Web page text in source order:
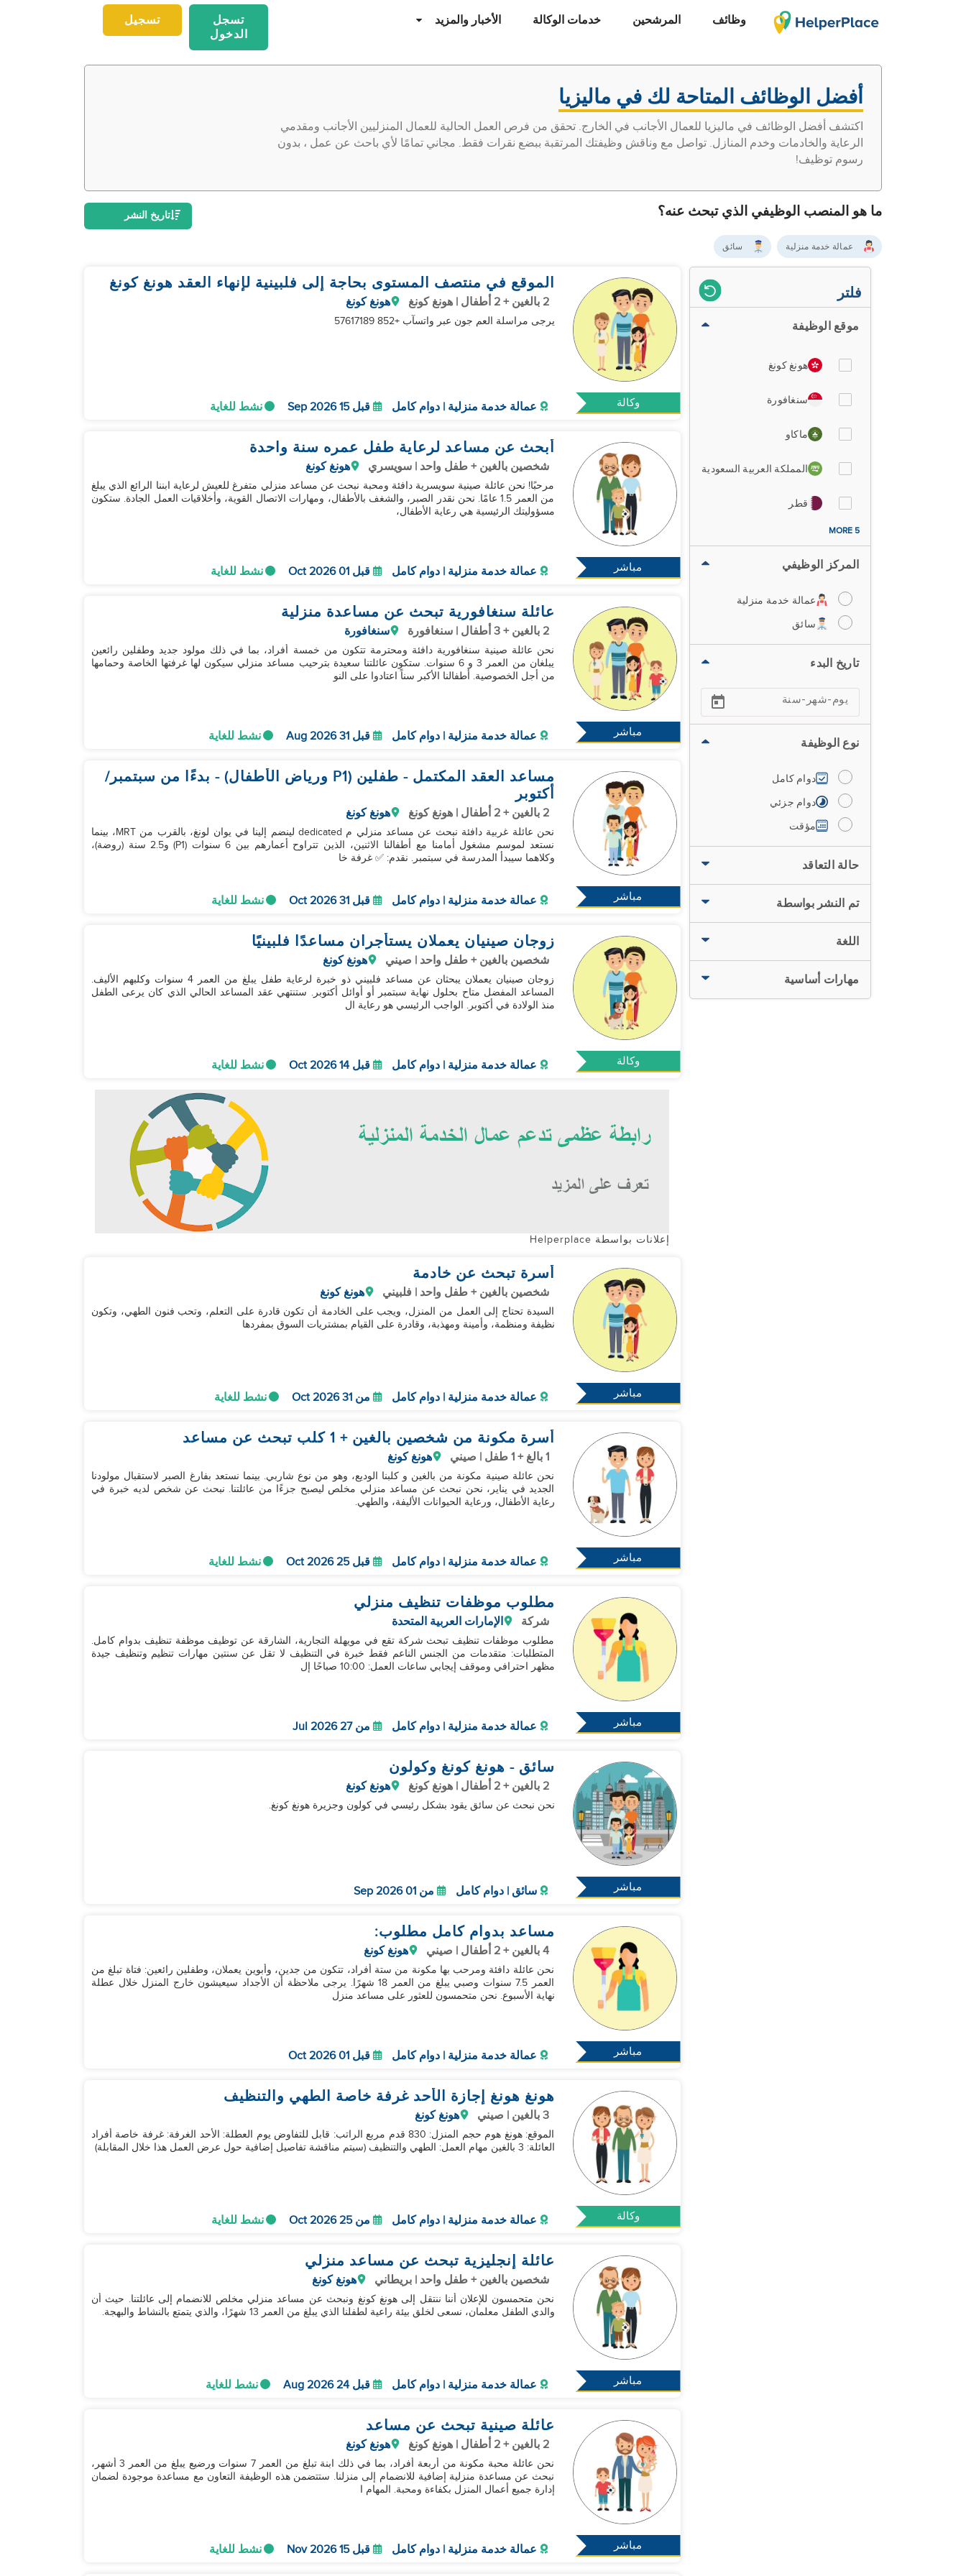
وظائف المرشحين خدمات الوكالة الأخبار والمزيد تسجيل
تسجل
الدخول
أفضل الوظائف المتاحة لك في ماليزيا
اكتشف أفضل الوظائف في ماليزيا للعمال الأجانب في الخارج. تحقق من فرص العمل الحالية للعمال المنزليين الأجانب ومقدمي
الرعاية والخادمات وخدم المنازل. تواصل مع وناقش وظيفتك المرتقبة ببضع نقرات فقط. مجاني تمامًا لأي باحث عن عمل ، بدون
رسوم توظيف!
ما هو المنصب الوظيفي الذي تبحث عنه؟ تاريخ النشر
عمالة خدمة منزلية سائق
فلتر
موقع الوظيفة
هونغ كونغ
سنغافورة
ماكاو
المملكة العربية السعودية
قطر
5 MORE
المركز الوظيفي
عمالة خدمة منزلية
سائق
تاريخ البدء
نوع الوظيفة
دوام كامل
دوام جزئي
مؤقت
حالة التعاقد
تم النشر بواسطة
اللغة
مهارات أساسية
وكالة
الموقع في منتصف المستوى بحاجة إلى فلبينية لإنهاء العقد هونغ كونغ
2 بالغين + 2 أطفال | هونغ كونغ هونغ كونغ
يرجى مراسلة العم جون عبر واتسآب +852 57617189
عمالة خدمة منزلية | دوام كامل قبل 15 Sep 2026 نشط للغاية
مباشر
أبحث عن مساعد لرعاية طفل عمره سنة واحدة
شخصين بالغين + طفل واحد | سويسري هونغ كونغ
مرحبًا! نحن عائلة صينية سويسرية دافئة ومحبة نبحث عن مساعد منزلي متفرغ للعيش لرعاية ابننا الرائع الذي يبلغ
من العمر 1.5 عامًا. نحن نقدر الصبر، والشغف بالأطفال، ومهارات الاتصال القوية، وأخلاقيات العمل الجادة. ستكون
مسؤوليتك الرئيسية هي رعاية الأطفال،
عمالة خدمة منزلية | دوام كامل قبل 01 Oct 2026 نشط للغاية
مباشر
عائلة سنغافورية تبحث عن مساعدة منزلية
2 بالغين + 3 أطفال | سنغافورة سنغافورة
نحن عائلة صينية سنغافورية دافئة ومحترمة تتكون من خمسة أفراد، بما في ذلك مولود جديد وطفلين رائعين
يبلغان من العمر 3 و 6 سنوات. ستكون عائلتنا سعيدة بترحيب مساعد منزلي سيكون لها غرفتها الخاصة وحمامها
من أجل الخصوصية. أطفالنا الأكبر سناً اعتادوا على النو
عمالة خدمة منزلية | دوام كامل قبل 31 Aug 2026 نشط للغاية
مباشر
مساعد العقد المكتمل - طفلين (P1 ورياض الأطفال) - بدءًا من سبتمبر/
أكتوبر
2 بالغين + 2 أطفال | هونغ كونغ هونغ كونغ
نحن عائلة غربية دافئة نبحث عن مساعد منزلي م dedicated لينضم إلينا في يوان لونغ، بالقرب من MRT، بينما
نستعد لموسم مشغول أمامنا مع أطفالنا الاثنين، الذين تتراوح أعمارهم بين 6 سنوات (P1) و2.5 سنة (روضة)،
وكلاهما سيبدأ المدرسة في سبتمبر. نقدم: ✅ غرفة خا
عمالة خدمة منزلية | دوام كامل قبل 31 Oct 2026 نشط للغاية
وكالة
زوجان صينيان يعملان يستأجران مساعدًا فلبينيًا
شخصين بالغين + طفل واحد | صيني هونغ كونغ
زوجان صينيان يعملان يبحثان عن مساعد فلبيني ذو خبرة لرعاية طفل يبلغ من العمر 4 سنوات وكلبهم الأليف.
المساعد المفضل متاح بحلول نهاية سبتمبر أو أوائل أكتوبر. ستنتهي عقد المساعد الحالي الذي كان يرعى الطفل
منذ الولادة في أكتوبر. الواجب الرئيسي هو رعاية ال
عمالة خدمة منزلية | دوام كامل قبل 14 Oct 2026 نشط للغاية
إعلانات بواسطة Helperplace
مباشر
أسرة تبحث عن خادمة
شخصين بالغين + طفل واحد | فلبيني هونغ كونغ
السيدة تحتاج إلى العمل من المنزل، ويجب على الخادمة أن تكون قادرة على التعلم، وتحب فنون الطهي، وتكون
نظيفة ومنظمة، وأمينة ومهذبة، وقادرة على القيام بمشتريات السوق بمفردها
عمالة خدمة منزلية | دوام كامل من 31 Oct 2026 نشط للغاية
مباشر
أسرة مكونة من شخصين بالغين + 1 كلب تبحث عن مساعد
1 بالغ + 1 طفل | صيني هونغ كونغ
نحن عائلة صينية مكونة من بالغين و كلبنا الوديع، وهو من نوع شاربي. بينما نستعد بفارغ الصبر لاستقبال مولودنا
الجديد في يناير، نحن نبحث عن مساعد منزلي مخلص ليصبح جزءًا من عائلتنا. نبحث عن شخص لديه خبرة في
رعاية الأطفال، ورعاية الحيوانات الأليفة، والطهي.
عمالة خدمة منزلية | دوام كامل قبل 25 Oct 2026 نشط للغاية
مباشر
مطلوب موظفات تنظيف منزلي
شركة الإمارات العربية المتحدة
مطلوب موظفات تنظيف تبحث شركة تقع في مويهلة التجارية، الشارقة عن توظيف موظفة تنظيف بدوام كامل.
المتطلبات: متقدمات من الجنس الناعم فقط خبرة في التنظيف لا تقل عن سنتين مهارات تنظيم وتنظيف جيدة
مظهر احترافي وموقف إيجابي ساعات العمل: 10:00 صباحًا إل
عمالة خدمة منزلية | دوام كامل من 27 Jul 2026
مباشر
سائق - هونغ كونغ وكولون
2 بالغين + 2 أطفال | هونغ كونغ هونغ كونغ
نحن نبحث عن سائق يقود بشكل رئيسي في كولون وجزيرة هونغ كونغ.
سائق | دوام كامل من 01 Sep 2026
مباشر
مساعد بدوام كامل مطلوب:
4 بالغين + 2 أطفال | صيني هونغ كونغ
نحن عائلة دافئة ومرحب بها مكونة من ستة أفراد، تتكون من جدين، وأبوين يعملان، وطفلين رائعين: فتاة تبلغ من
العمر 7.5 سنوات وصبي يبلغ من العمر 18 شهرًا. يرجى ملاحظة أن الأجداد سيعيشون خارج المنزل خلال عطلة
نهاية الأسبوع. نحن متحمسون للعثور على مساعد منزل
عمالة خدمة منزلية | دوام كامل قبل 01 Oct 2026
وكالة
هونغ هونغ إجازة الأحد غرفة خاصة الطهي والتنظيف
3 بالغين | صيني هونغ كونغ
الموقع: هونغ هوم حجم المنزل: 830 قدم مربع الراتب: قابل للتفاوض يوم العطلة: الأحد الغرفة: غرفة خاصة أفراد
العائلة: 3 بالغين مهام العمل: الطهي والتنظيف (سيتم مناقشة تفاصيل إضافية حول عرض العمل هذا خلال المقابلة)
عمالة خدمة منزلية | دوام كامل من 25 Oct 2026 نشط للغاية
مباشر
عائلة إنجليزية تبحث عن مساعد منزلي
شخصين بالغين + طفل واحد | بريطاني هونغ كونغ
نحن متحمسون للإعلان أننا ننتقل إلى هونغ كونغ ونبحث عن مساعد منزلي مخلص للانضمام إلى عائلتنا. حيث أن
والدي الطفل معلمان، نسعى لخلق بيئة راعية لطفلنا الذي يبلغ من العمر 13 شهرًا، والذي يتمتع بالنشاط والبهجة.
عمالة خدمة منزلية | دوام كامل قبل 24 Aug 2026 نشط للغاية
مباشر
عائلة صينية تبحث عن مساعد
2 بالغين + 2 أطفال | هونغ كونغ هونغ كونغ
نحن عائلة محبة مكونة من أربعة أفراد، بما في ذلك ابنة تبلغ من العمر 7 سنوات ورضيع يبلغ من العمر 3 أشهر،
نبحث عن مساعدة منزلية إضافية للانضمام إلى منزلنا. ستتضمن هذه الوظيفة التعاون مع مساعدة موجودة لضمان
إدارة جميع أعمال المنزل بكفاءة ومحبة. المهام ا
عمالة خدمة منزلية | دوام كامل قبل 15 Nov 2026 نشط للغاية